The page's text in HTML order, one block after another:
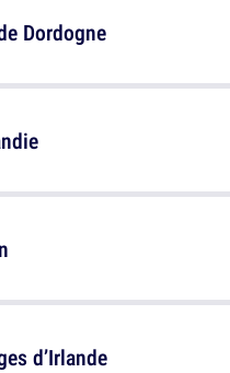
Dordogne
d’Irlande